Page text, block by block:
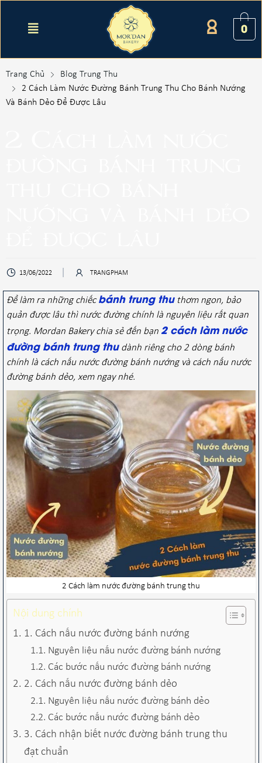
0
Trang Chủ
Blog Trung Thu
2 Cách Làm Nước Đường Bánh Trung Thu Cho Bánh Nướng
Và Bánh Dẻo Để Được Lâu
13/06/2022 TRANGPHAM
Để làm ra những chiếcbánh trung thuthơm ngon, bảo
quản được lâu thì nước đường chính là nguyên liệu rất quan
trọng. Mordan Bakery chia sẻ đến bạn 2 cách làm nước
đường bánh trung thudành riêng cho 2 dòng bánh
chính là cách nấu nước đường bánh nướng và cách nấu nước
đường bánh dẻo, xem ngay nhé.
2 Cách làm nước đường bánh trung thu
Nội dung chính
1. Cách nấu nước đường bánh nướng
Nguyên liệu nấu nước đường bánh nướng
Các bước nấu nước đường bánh nướng
2. Cách nấu nước đường bánh dẻo
Nguyên liệu nấu nước đường bánh dẻo
Các bước nấu nước đường bánh dẻo
3. Cách nhận biết nước đường bánh trung thu
đạt chuẩn